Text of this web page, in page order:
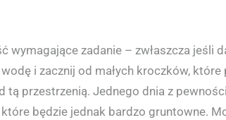
wymagające zadanie – zwłaszcza jeśli
i zacznij od małych kroczków,
przestrzenią. Jednego dnia z
będzie jednak bardzo gruntowne.